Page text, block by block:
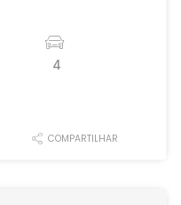
4
COMPARTILHAR